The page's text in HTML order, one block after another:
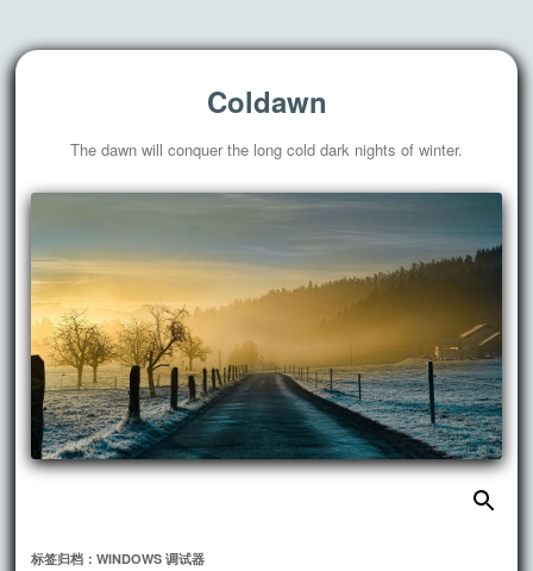
Coldawn
The dawn will conquer the long cold dark nights of winter.
搜
索：
标签归档：WINDOWS 调试器